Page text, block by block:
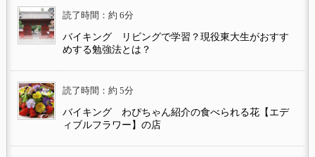
読了時間：約 6分
バイキング リビングで学習？現役東大生がおすす
めする勉強法とは？
読了時間：約 5分
バイキング わぴちゃん紹介の食べられる花【エデ
ィブルフラワー】の店